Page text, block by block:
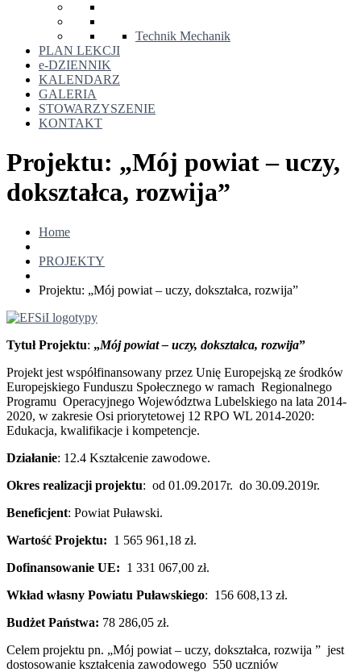
Technik Mechanik
PLAN LEKCJI
e-DZIENNIK
KALENDARZ
GALERIA
STOWARZYSZENIE
KONTAKT
Projektu: „Mój powiat – uczy,
dokształca, rozwija”
Home
PROJEKTY
Projektu: „Mój powiat – uczy, dokształca, rozwija”
Tytuł Projektu: „Mój powiat – uczy, dokształca, rozwija”
Projekt jest współfinansowany przez Unię Europejską ze środków
Europejskiego Funduszu Społecznego w ramach Regionalnego
Programu Operacyjnego Województwa Lubelskiego na lata 2014-
2020, w zakresie Osi priorytetowej 12 RPO WL 2014-2020:
Edukacja, kwalifikacje i kompetencje.
Działanie: 12.4 Kształcenie zawodowe.
Okres realizacji projektu: od 01.09.2017r. do 30.09.2019r.
Beneficjent: Powiat Puławski.
Wartość Projektu: 1 565 961,18 zł.
Dofinansowanie UE: 1 331 067,00 zł.
Wkład własny Powiatu Puławskiego: 156 608,13 zł.
Budżet Państwa: 78 286,05 zł.
Celem projektu pn. „Mój powiat – uczy, dokształca, rozwija ” jest
dostosowanie kształcenia zawodowego 550 uczniów